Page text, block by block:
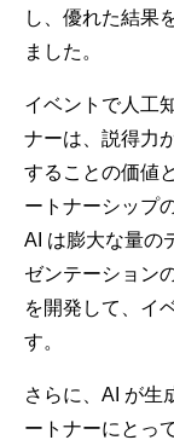
し、優れた結果
ました。
イベントで人工
ナーは、説得力
することの価値
ートナーシップ
AI は膨大な量の
ゼンテーション
を開発して、イ
す。
さらに、AI が生
ートナーにとっ